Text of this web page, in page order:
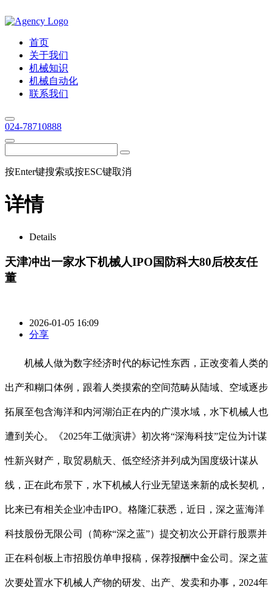
首页
关于我们
机械知识
机械自动化
联系我们
024-78710888
按Enter键搜索或按ESC键取消
详情
Details
天津冲出一家水下机械人IPO国防科大80后校友任
董
2026-01-05 16:09
分享
机械人做为数字经济时代的标记性东西，正改变着人类的
出产和糊口体例，跟着人类摸索的空间范畴从陆域、空域逐步
拓展至包含海洋和内河湖泊正在内的广漠水域，水下机械人也
遭到关心。《2025年工做演讲》初次将“深海科技”定位为计谋
性新兴财产，取贸易航天、低空经济并列成为国度级计谋从
线，正在此布景下，水下机械人行业无望送来新的成长契机，
比来已有相关企业冲击IPO。格隆汇获悉，近日，深之蓝海洋
科技股份无限公司（简称“深之蓝”）提交初次公开辟行股票并
正在科创板上市招股仿单申报稿，保荐报酬中金公司。深之蓝
次要处置水下机械人产物的研发、出产、发卖和办事，2024年